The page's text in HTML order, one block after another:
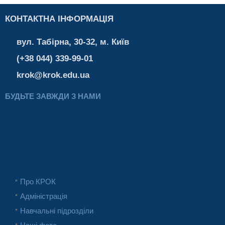
КОНТАКТНА ІНФОРМАЦІЯ
вул. Табірна, 30-32, м. Київ
(+38 044) 339-99-01
krok@krok.edu.ua
БУДЬТЕ ЗАВЖДИ З НАМИ
Про КРОК
Адміністрація
Навчальні підрозділи